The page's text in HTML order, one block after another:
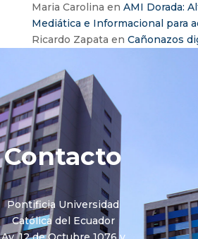
Maria Carolina en AMI Dorada:
Mediática e Informacional para
Ricardo Zapata en Cañonazos
Contacto
Pontificia Universidad
Católica del Ecuador